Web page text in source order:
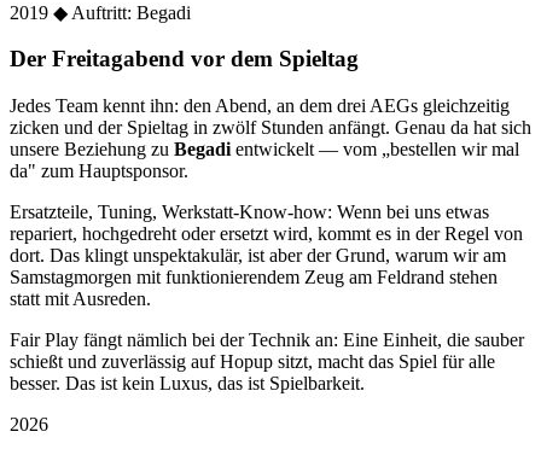
2019 ◆ Auftritt: Begadi
Der Freitagabend vor dem Spieltag
Jedes Team kennt ihn: den Abend, an dem drei AEGs gleichzeitig
zicken und der Spieltag in zwölf Stunden anfängt. Genau da hat sich
unsere Beziehung zu Begadi entwickelt — vom „bestellen wir mal
da" zum Hauptsponsor.
Ersatzteile, Tuning, Werkstatt-Know-how: Wenn bei uns etwas
repariert, hochgedreht oder ersetzt wird, kommt es in der Regel von
dort. Das klingt unspektakulär, ist aber der Grund, warum wir am
Samstagmorgen mit funktionierendem Zeug am Feldrand stehen
statt mit Ausreden.
Fair Play fängt nämlich bei der Technik an: Eine Einheit, die sauber
schießt und zuverlässig auf Hopup sitzt, macht das Spiel für alle
besser. Das ist kein Luxus, das ist Spielbarkeit.
2026